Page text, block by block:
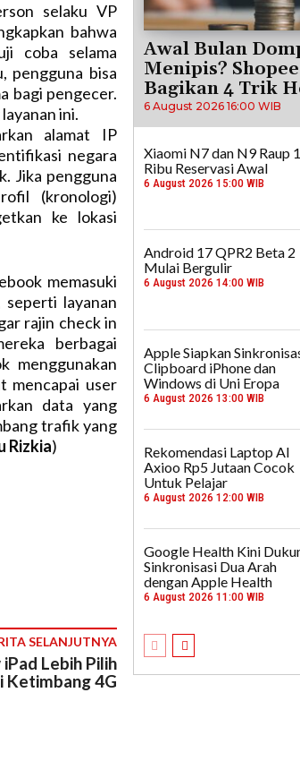
selaku VP
bahwa
coba selama
pengguna bisa
bagi pengecer.
ini.
alamat IP
negara
Jika pengguna
(kronologi)
ke lokasi
memasuki
seperti layanan
rajin check in
berbagai
menggunakan
mencapai user
data yang
trafik yang
Rizkia)
SELANJUTNYA
Lebih Pilih
Ketimbang 4G
Awal Bulan
Menipis?
Bagikan 4 Trik
6 August 2026 16:00 WIB
Xiaomi N7 dan N9 Raup
Ribu Reservasi Awal
6 August 2026 15:00 WIB
Android 17 QPR2 Beta 2
Mulai Bergulir
6 August 2026 14:00 WIB
Apple Siapkan
Clipboard iPhone dan
Windows di Uni Eropa
6 August 2026 13:00 WIB
Rekomendasi Laptop AI
Axioo Rp5 Jutaan Cocok
Untuk Pelajar
6 August 2026 12:00 WIB
Google Health Kini
Sinkronisasi Dua Arah
dengan Apple Health
6 August 2026 11:00 WIB